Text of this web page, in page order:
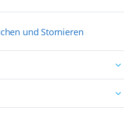
Reiseleiter:innen sind
verfügbar, aber in
selten, sodass dort
Expert:innen die
Beide Optionen bieten
und bereichern
und Stornieren
vor der Reise bis kurz
über